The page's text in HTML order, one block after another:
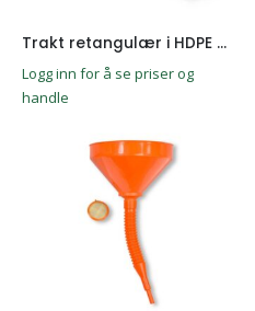
Trakt retangulær i HDPE med avtagbart filter
Logg inn for å se priser og
handle